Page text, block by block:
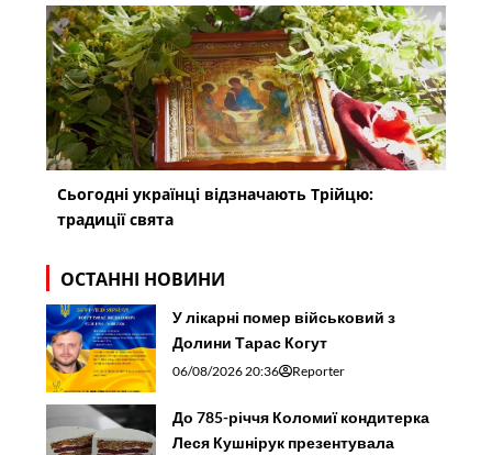
Сьогодні українці відзначають Трійцю:
традиції свята
ОСТАННІ НОВИНИ
У лікарні помер військовий з
Долини Тарас Когут
06/08/2026 20:36 Reporter
До 785-річчя Коломиї кондитерка
Леся Кушнірук презентувала